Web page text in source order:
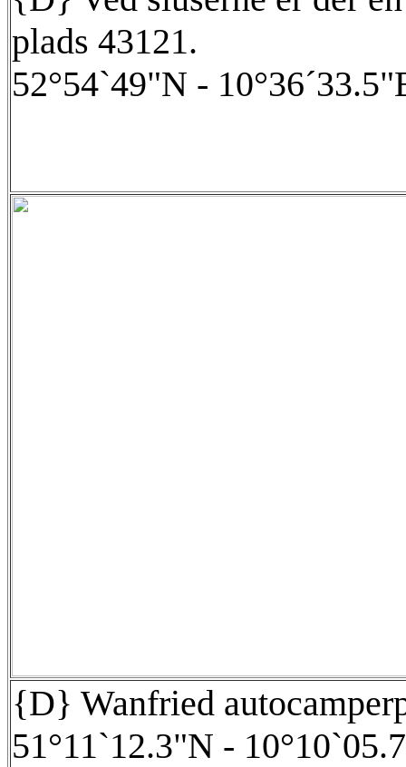
plads 43121.
52°54`49"N -
{D} Wanfried
51°11`12.3"N -